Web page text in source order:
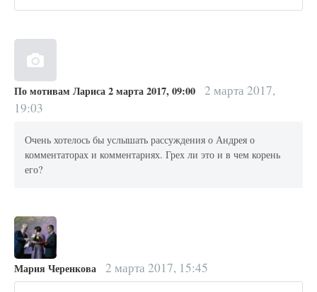
По мотивам Лариса 2 марта 2017, 09:00
2 марта 2017,
19:03
Очень хотелось бы услышать рассуждения о Андрея о
комментаторах и комментариях. Грех ли это и в чем корень
его?
Мария Черенкова 2 марта 2017, 15:45